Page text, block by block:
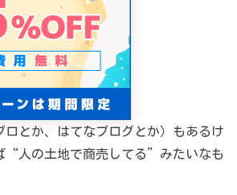
ロとか、はてなブログとか）もあるけ
“人の土地で商売してる”みたいなも